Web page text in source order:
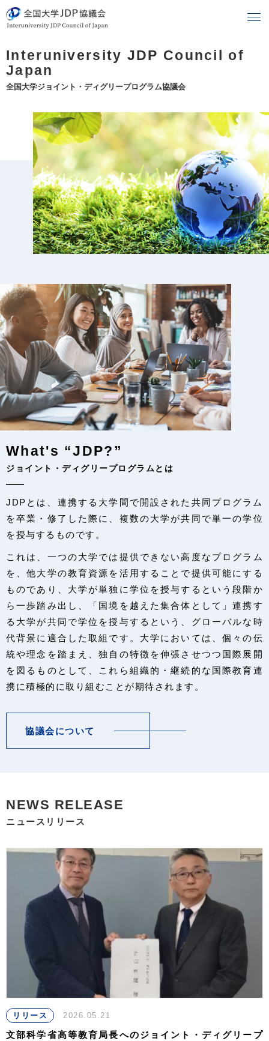
Interuniversity JDP Council of
Japan
全国大学ジョイント・ディグリープログラム協議会
What's “JDP?”
ジョイント・ディグリープログラムとは
JDPとは、連携する大学間で開設された共同プログラム
を卒業・修了した際に、複数の大学が共同で単一の学位
を授与するものです。
これは、一つの大学では提供できない高度なプログラム
を、他大学の教育資源を活用することで提供可能にする
ものであり、大学が単独に学位を授与するという段階か
ら一歩踏み出し、「国境を越えた集合体として」連携す
る大学が共同で学位を授与するという、グローバルな時
代背景に適合した取組です。大学においては、個々の伝
統や理念を踏まえ、独自の特徴を伸張させつつ国際展開
を図るものとして、これら組織的・継続的な国際教育連
携に積極的に取り組むことが期待されます。
協議会について
NEWS RELEASE
ニュースリリース
リリース 2026.05.21
文部科学省高等教育局長へのジョイント・ディグリープ